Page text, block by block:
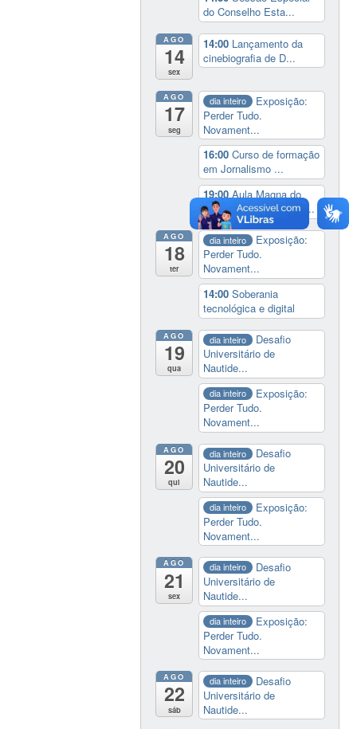
do Conselho Esta...
AGO
14
sex
14:00 Lançamento da
cinebiografia de D...
AGO
17
seg
dia inteiro
Exposição:
Perder Tudo.
Novament...
16:00Curso de formação
em Jornalismo ...
19:00Aula Magna do
IELA: Homenagem ao...
AGO
18
ter
dia inteiro
Exposição:
Perder Tudo.
Novament...
14:00Soberania
tecnológica e digital
AGO
19
qua
dia inteiro
Desafio
Universitário de
Nautide...
dia inteiro
Exposição:
Perder Tudo.
Novament...
AGO
20
qui
dia inteiro
Desafio
Universitário de
Nautide...
dia inteiro
Exposição:
Perder Tudo.
Novament...
AGO
21
sex
dia inteiro
Desafio
Universitário de
Nautide...
dia inteiro
Exposição:
Perder Tudo.
Novament...
AGO
22
sáb
dia inteiro
Desafio
Universitário de
Nautide...